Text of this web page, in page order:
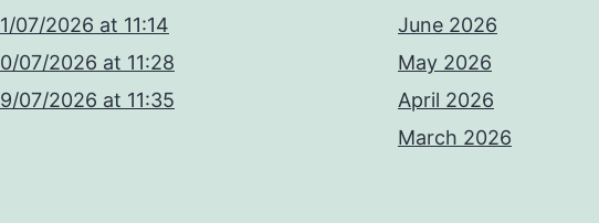
07/2026 at 11:14
07/2026 at 11:28
07/2026 at 11:35
June 2026
May 2026
April 2026
March 2026